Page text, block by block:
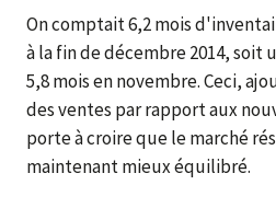
On comptait 6,2 mois
à la fin de décembre 2014, soit
5,8 mois en novembre. Ceci,
des ventes par rapport aux
porte à croire que le marché
maintenant mieux équilibré.